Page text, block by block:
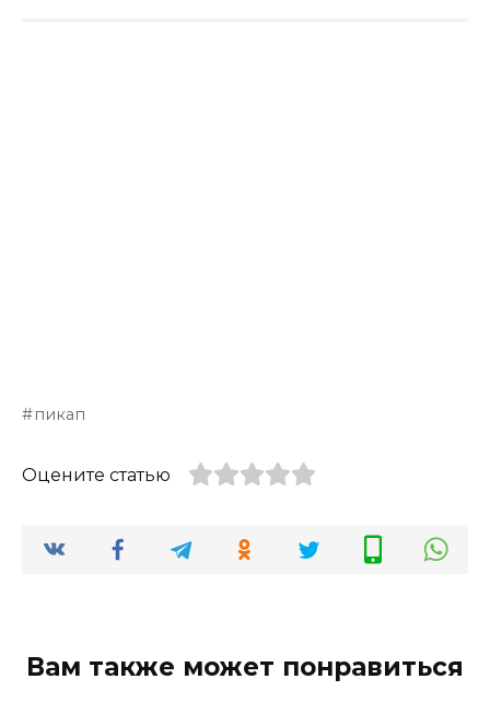
пикап
Оцените статью
Вам также может понравиться